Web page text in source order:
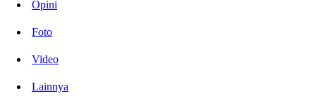
Opini
Foto
Video
Lainnya